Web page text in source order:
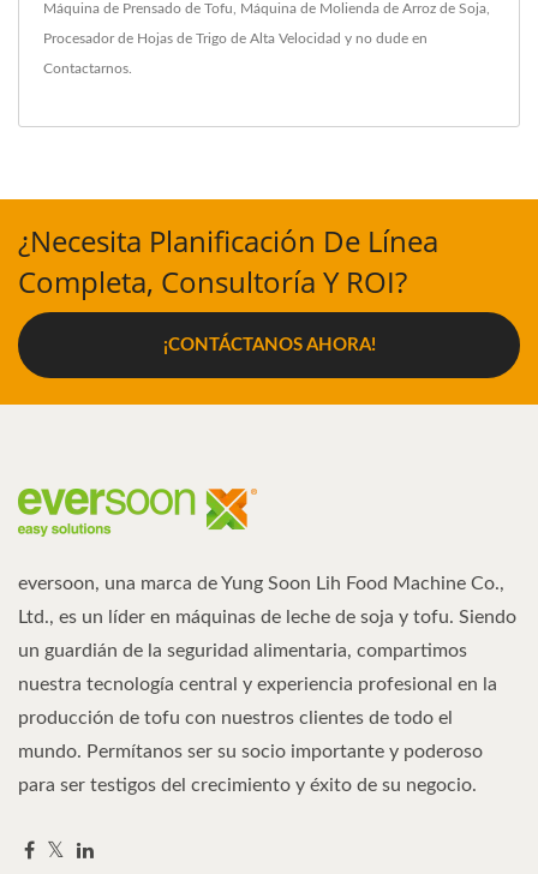
Máquina de Prensado de Tofu Máquina de Molienda de Arroz de Soja
Procesador de Hojas de Trigo de Alta Velocidad y no dude en
Contactarnos
¿Necesita Planificación De Línea
Completa, Consultoría Y ROI?
¡CONTÁCTANOS AHORA!
eversoon, una marca de Yung Soon Lih Food Machine Co.,
Ltd., es un líder en máquinas de leche de soja y tofu. Siendo
un guardián de la seguridad alimentaria, compartimos
nuestra tecnología central y experiencia profesional en la
producción de tofu con nuestros clientes de todo el
mundo. Permítanos ser su socio importante y poderoso
para ser testigos del crecimiento y éxito de su negocio.